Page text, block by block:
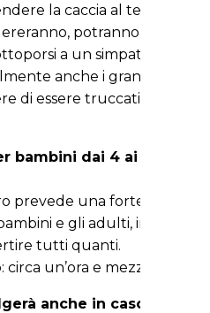
la caccia al tesoro i
potranno
a un simpatico
anche i grandi
di essere truccati.
bambini dai 4 ai 14
prevede una forte
e gli adulti, in
tutti quanti.
un’ora e mezza.
anche in caso di